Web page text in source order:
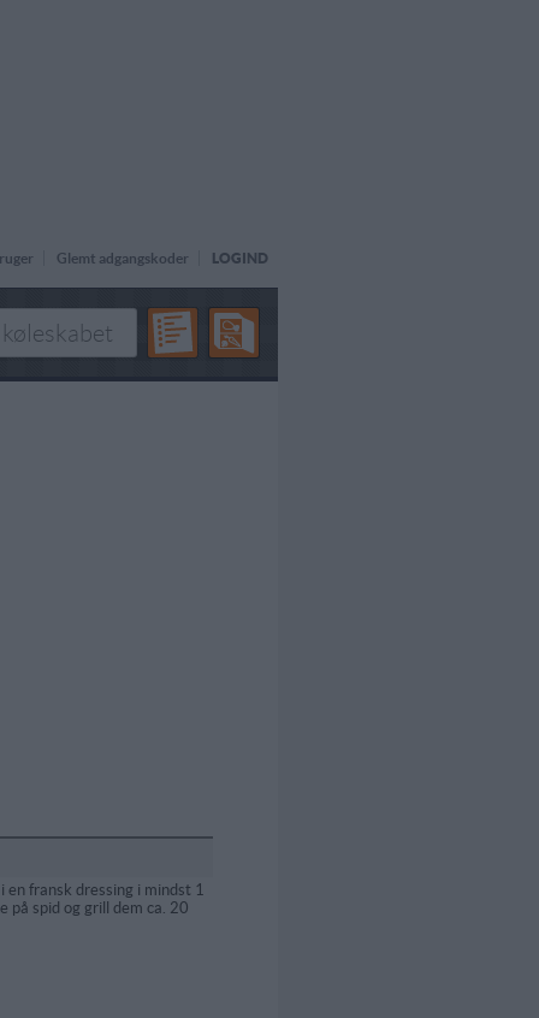
Glemt adgangskoder LOGIND
en fransk dressing i mindst 1
på spid og grill dem ca. 20